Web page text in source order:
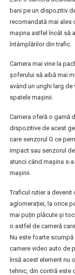
bani pe un dispozitiv
recomandată mai ales
mașina astfel încât să
întâmplărilor din trafic.
Camera mai vine la
șoferului să aibă mai
având un unghi larg
spatele mașinii.
Camera oferă o gamă
dispozitive de acest
care senzorul G ce
impact sau senzorul
atunci când mașina s-
mașinii.
Traficul rutier a
aglomerației, la orice
mai puțin plăcute și
o astfel de cameră
Nu este foarte
camere video auto de
însă acest element nu
tehnic, din contră este